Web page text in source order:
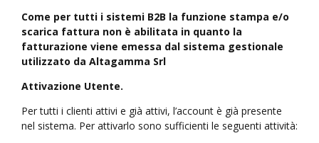
Come per tutti i sistemi B2B la funzione stampa e/o
scarica fattura non è abilitata in quanto la
fatturazione viene emessa dal sistema gestionale
utilizzato da Altagamma Srl
Attivazione Utente.
Per tutti i clienti attivi e già attivi, l’account è già presente
nel sistema. Per attivarlo sono sufficienti le seguenti attività: